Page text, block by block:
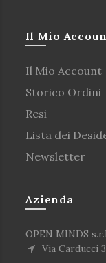
Il Mio
Il Mio Account
Storico Ordini
Resi
Lista dei
Newsletter
Azienda
OPEN MINDS
Via Carducci